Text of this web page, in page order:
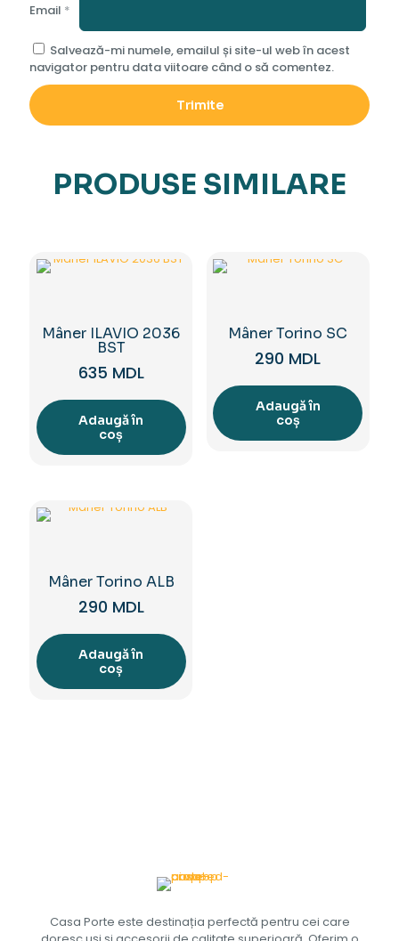
Email *
Salvează-mi numele, emailul și site-ul web în acest
navigator pentru data viitoare când o să comentez.
PRODUSE SIMILARE
Mâner ILAVIO 2036
BST
635 MDL
Adaugă în
coș
Mâner Torino SC
290 MDL
Adaugă în
coș
Mâner Torino ALB
290 MDL
Adaugă în
coș
Casa Porte este destinația perfectă pentru cei care